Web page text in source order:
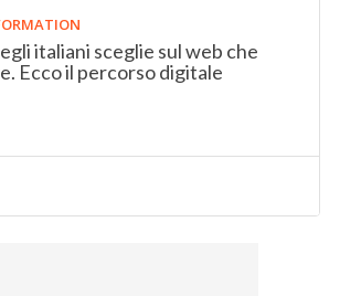
italiani sceglie sul web che
Ecco il percorso digitale